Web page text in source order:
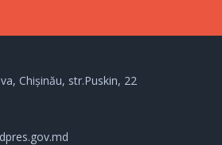
Chișinău, str.Puskin, 22